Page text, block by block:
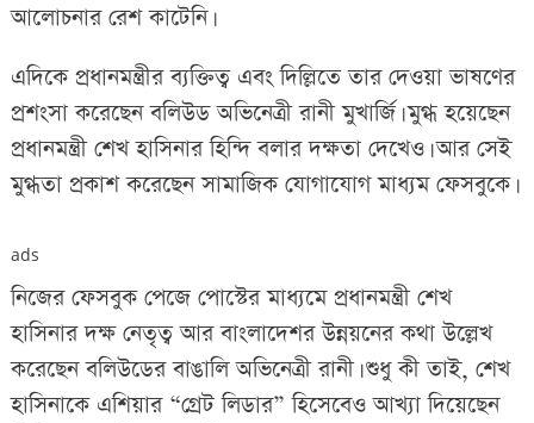
আলোচনার রেশ কাটেনি।
এদিকে প্রধানমন্ত্রীর ব্যক্তিত্ব এবং দিল্লিতে তার দেওয়া ভাষণের
প্রশংসা করেছেন বলিউড অভিনেত্রী রানী মুখার্জি। মুগ্ধ হয়েছেন
প্রধানমন্ত্রী শেখ হাসিনার হিন্দি বলার দক্ষতা দেখেও। আর সেই
মুগ্ধতা প্রকাশ করেছেন সামাজিক যোগাযোগ মাধ্যম ফেসবুকে।
ads
নিজের ফেসবুক পেজে পোস্টের মাধ্যমে প্রধানমন্ত্রী শেখ
হাসিনার দক্ষ নেতৃত্ব আর বাংলাদেশর উন্নয়নের কথা উল্লেখ
করেছেন বলিউডের বাঙালি অভিনেত্রী রানী। শুধু কী তাই, শেখ
হাসিনাকে এশিয়ার “গ্রেট লিডার” হিসেবেও আখ্যা দিয়েছেন